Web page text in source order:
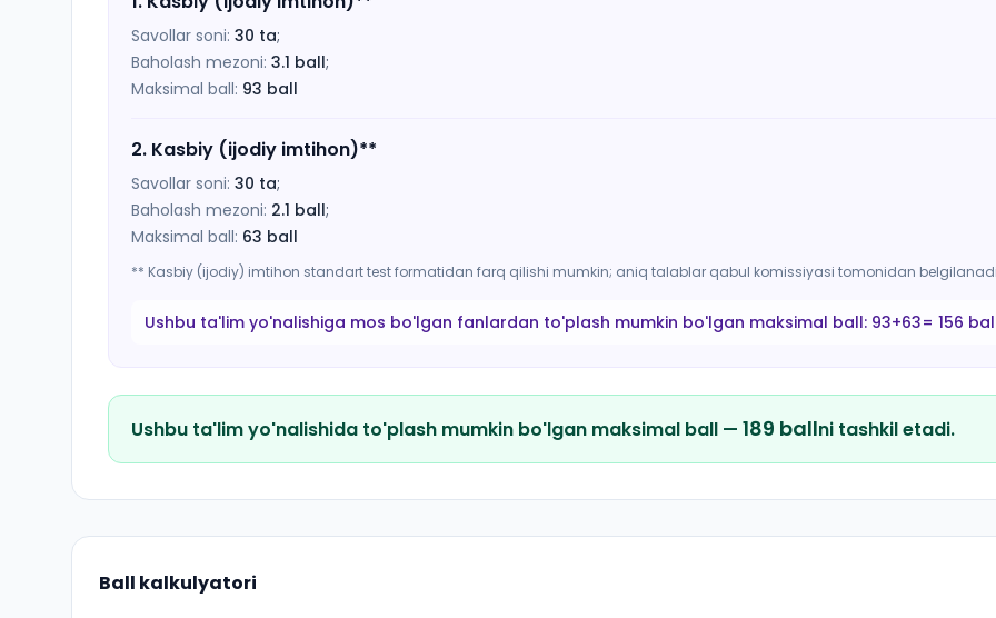
Savollar soni: 30 ta;
Baholash mezoni: 3.1 ball;
Maksimal ball: 93 ball
2. Kasbiy (ijodiy imtihon)**
Savollar soni: 30 ta;
Baholash mezoni: 2.1 ball;
Maksimal ball: 63 ball
** Kasbiy (ijodiy) imtihon standart test formatidan farq qilishi mumkin; aniq talablar qabul komissiyasi tomonidan
Ushbu ta'lim yo'nalishiga mos bo'lgan fanlardan to'plash mumkin bo'lgan maksimal ball: 93+63= 156
Ushbu ta'lim yo'nalishida to'plash mumkin bo'lgan maksimal ball — 189 ballni tashkil etadi.
Ball kalkulyatori